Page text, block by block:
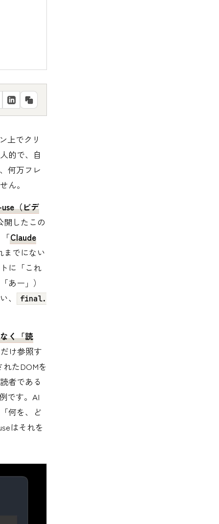
上でクリ
的で、自
何万フレ
ん。
（ビデ
開したこの
Claude
までにない
に「これ
あー」）
、
final.
く「読
け参照す
たDOMを
者である
です。AI
何を、ど
はそれを